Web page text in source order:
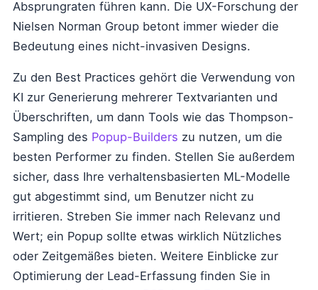
Absprungraten führen kann. Die UX-Forschung der
Nielsen Norman Group betont immer wieder die
Bedeutung eines nicht-invasiven Designs.
Zu den Best Practices gehört die Verwendung von
KI zur Generierung mehrerer Textvarianten und
Überschriften, um dann Tools wie das Thompson-
Sampling des Popup-Builders zu nutzen, um die
besten Performer zu finden. Stellen Sie außerdem
sicher, dass Ihre verhaltensbasierten ML-Modelle
gut abgestimmt sind, um Benutzer nicht zu
irritieren. Streben Sie immer nach Relevanz und
Wert; ein Popup sollte etwas wirklich Nützliches
oder Zeitgemäßes bieten. Weitere Einblicke zur
Optimierung der Lead-Erfassung finden Sie in